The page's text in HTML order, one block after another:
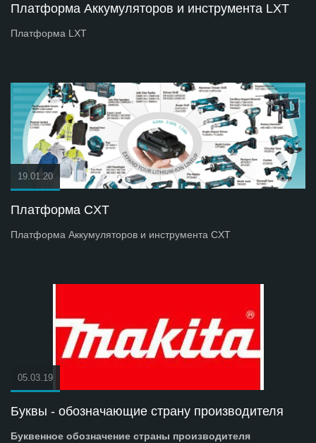
Платформа Аккумуляторов и инструмента LXT
Платформа LXT
19.01.20
Платформа СXT
Платформа Аккумуляторов и инструмента СXT
05.03.19
Буквы - обозначающие страну производителя
Буквенное обозначение страны производителя